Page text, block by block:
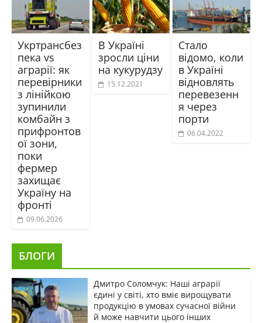
Укртрансбез
пека vs
аграрії: як
перевірники
з лінійкою
зупинили
комбайн з
прифронтов
ої зони,
поки
фермер
захищає
Україну на
фронті
09.06.2026
В Україні
зросли ціни
на кукурудзу
15.12.2021
Стало
відомо, коли
в Україні
відновлять
перевезенн
я через
порти
06.04.2022
БЛОГИ
Дмитро Соломчук: Наші аграрії
єдині у світі, хто вміє вирощувати
продукцію в умовах сучасної війни
й може навчити цього інших